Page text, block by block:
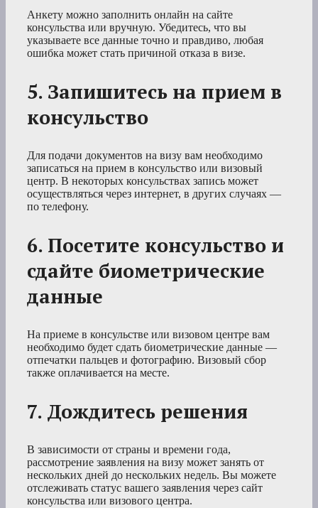
Анкету можно заполнить онлайн на сайте
консульства или вручную. Убедитесь, что вы
указываете все данные точно и правдиво, любая
ошибка может стать причиной отказа в визе.
5. Запишитесь на прием в
консульство
Для подачи документов на визу вам необходимо
записаться на прием в консульство или визовый
центр. В некоторых консульствах запись может
осуществляться через интернет, в других случаях —
по телефону.
6. Посетите консульство и
сдайте биометрические
данные
На приеме в консульстве или визовом центре вам
необходимо будет сдать биометрические данные —
отпечатки пальцев и фотографию. Визовый сбор
также оплачивается на месте.
7. Дождитесь решения
В зависимости от страны и времени года,
рассмотрение заявления на визу может занять от
нескольких дней до нескольких недель. Вы можете
отслеживать статус вашего заявления через сайт
консульства или визового центра.